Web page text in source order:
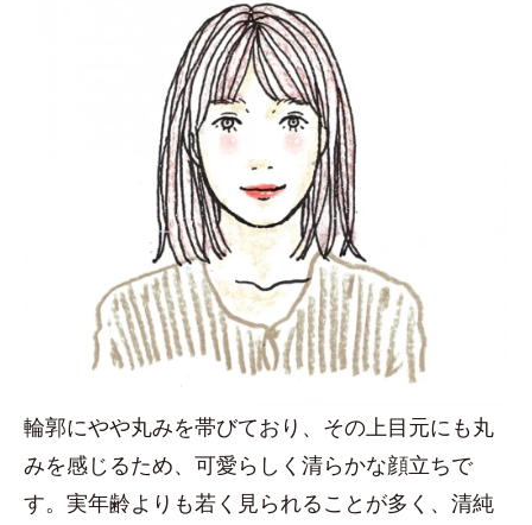
輪郭にやや丸みを帯びており、その上目元にも丸
みを感じるため、可愛らしく清らかな顔立ちで
す。実年齢よりも若く見られることが多く、清純